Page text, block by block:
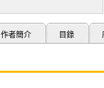
作者簡介 目錄